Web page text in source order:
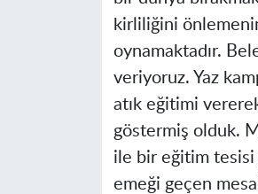
kirliliğini
oynamaktadır.
veriyoruz. Yaz
atık eğitimi
göstermiş olduk.
ile bir eğitim tesisi
emeği geçen